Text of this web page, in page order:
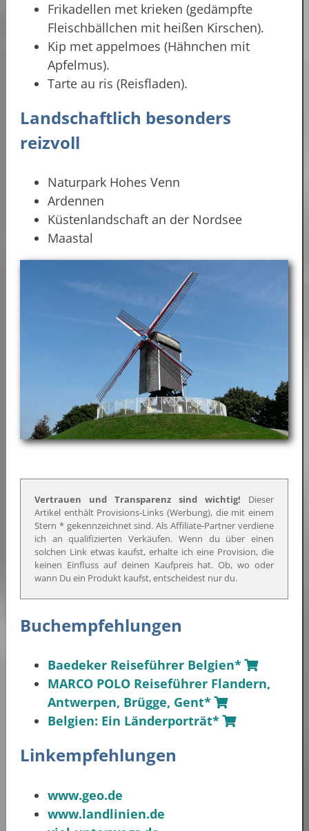
Frikadellen met krieken (gedämpfte
Fleischbällchen mit heißen Kirschen).
Kip met appelmoes (Hähnchen mit
Apfelmus).
Tarte au ris (Reisfladen).
Landschaftlich besonders
reizvoll
Naturpark Hohes Venn
Ardennen
Küstenlandschaft an der Nordsee
Maastal
Vertrauen und Transparenz sind wichtig! Dieser
Artikel enthält Provisions-Links (Werbung), die mit einem
Stern * gekennzeichnet sind. Als Affiliate-Partner verdiene
ich an qualifizierten Verkäufen. Wenn du über einen
solchen Link etwas kaufst, erhalte ich eine Provision, die
keinen Einfluss auf deinen Kaufpreis hat. Ob, wo oder
wann Du ein Produkt kaufst, entscheidest nur du.
Buchempfehlungen
Baedeker Reiseführer Belgien*
MARCO POLO Reiseführer Flandern,
Antwerpen, Brügge, Gent*
Belgien: Ein Länderporträt*
Linkempfehlungen
www.geo.de
www.landlinien.de